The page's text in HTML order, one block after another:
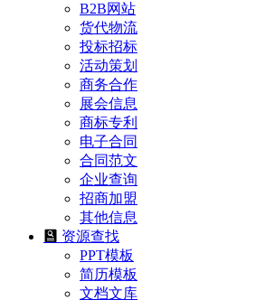
B2B网站
货代物流
投标招标
活动策划
商务合作
展会信息
商标专利
电子合同
合同范文
企业查询
招商加盟
其他信息
资源查找
PPT模板
简历模板
文档文库